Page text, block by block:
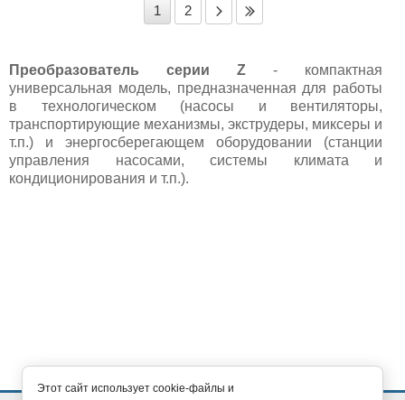
1 2
Преобразователь серии Z - компактная
универсальная модель, предназначенная для работы
в технологическом (насосы и вентиляторы,
транспортирующие механизмы, экструдеры, миксеры и
т.п.) и энергосберегающем оборудовании (станции
управления насосами, системы климата и
кондиционирования и т.п.).
Этот сайт использует cookie-файлы и